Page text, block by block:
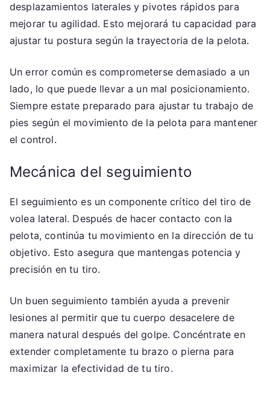
desplazamientos laterales y pivotes rápidos para
mejorar tu agilidad. Esto mejorará tu capacidad para
ajustar tu postura según la trayectoria de la pelota.
Un error común es comprometerse demasiado a un
lado, lo que puede llevar a un mal posicionamiento.
Siempre estate preparado para ajustar tu trabajo de
pies según el movimiento de la pelota para mantener
el control.
Mecánica del seguimiento
El seguimiento es un componente crítico del tiro de
volea lateral. Después de hacer contacto con la
pelota, continúa tu movimiento en la dirección de tu
objetivo. Esto asegura que mantengas potencia y
precisión en tu tiro.
Un buen seguimiento también ayuda a prevenir
lesiones al permitir que tu cuerpo desacelere de
manera natural después del golpe. Concéntrate en
extender completamente tu brazo o pierna para
maximizar la efectividad de tu tiro.